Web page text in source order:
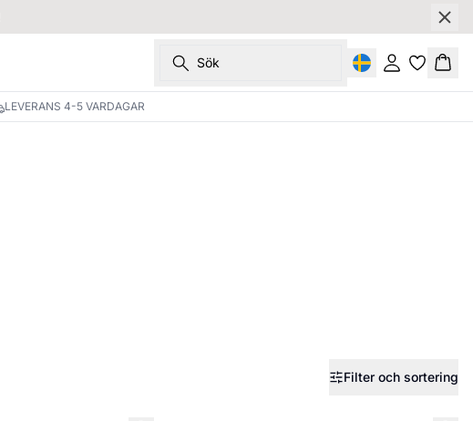
Sök Logga inKorg
LEVERANS 4-5 VARDAGAR
Filter och sortering